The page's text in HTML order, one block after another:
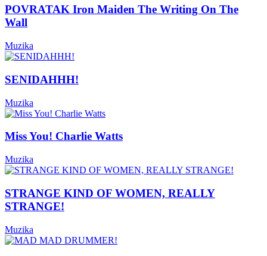
POVRATAK Iron Maiden The Writing On The
Wall
Muzika
SENIDAHHH!
Muzika
Miss You! Charlie Watts
Muzika
STRANGE KIND OF WOMEN, REALLY
STRANGE!
Muzika